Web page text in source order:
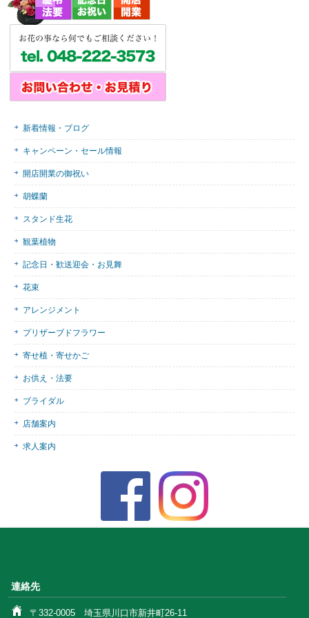
新着情報・ブログ
キャンペーン・セール情報
開店開業の御祝い
胡蝶蘭
スタンド生花
観葉植物
記念日・歓送迎会・お見舞
花束
アレンジメント
プリザーブドフラワー
寄せ植・寄せかご
お供え・法要
ブライダル
店舗案内
求人案内
連絡先
〒332-0005 埼玉県川口市新井町26-11